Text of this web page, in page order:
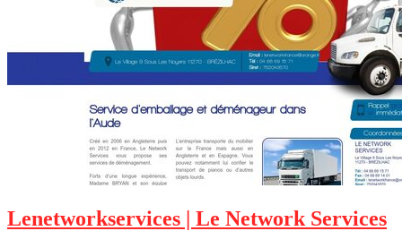
Lenet­workser­vi­ces | Le Network Services